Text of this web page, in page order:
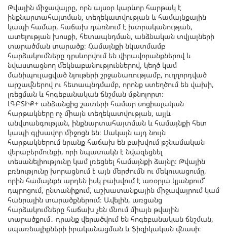
Թվային միջավայրը, որն այսօր կարևոր հարթակ է
ինքնարտահայտման, տեղեկատվության և համայնքային
կապի համար, հաճախ դառնում է խտրականության,
ատելության խոսքի, հետապնդման, անձնական տվյալների
տարածման տարածք։ Համայնքի նկատմամբ
հարձակումները դրսևորվում են վիրավորանքներով և
նվաստացնող մեկնաբանություններով, կեղծ կամ
մանիպուլացված նյութերի շրջանառությամբ, ուղղորդված
արշավներով ու հետապնդմամբ, որոնք ստեղծում են վախի,
լռեցման և հոգեբանական ճնշման մթնոլորտ։
ԼԳԲՏԻՔ+ անձանցից շատերի համար սոցիալական
հարթակները ոչ միայն տեղեկատվության, այլև
անվտանգության, ինքնարտահայտման և համայնքի հետ
կապի գլխավոր միջոցն են։ Սակայն այդ նույն
հարթակներում նրանք հաճախ են բախվում թշնամական
վերաբերմունքի, որի նպատակն է նվազեցնել
տեսանելիությունը կամ լռեցնել համայնքի ձայնը։ Թվային
բռնությունը խորացնում է այն մերժումն ու մեկուսացումը,
որին համայնքն արդեն իսկ բախվում է առօրյա կյանքում՝
դպրոցում, ընտանիքում, աշխատանքային միջավայրում կամ
հանրային տարածքներում։ Ավելին, առցանց
հարձակումները հաճախ չեն մնում միայն թվային
տարածքում․ դրանք վերածվում են հոգեբանական ճնշման,
սպառնալիքների իրականացման և ֆիզիկական վնասի։